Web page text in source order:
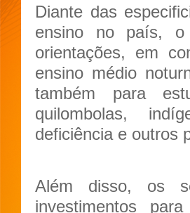
Diante das
ensino no país, o
orientações, em
ensino médio
também para
quilombolas,
deficiência e outros
Além disso, os
investimentos